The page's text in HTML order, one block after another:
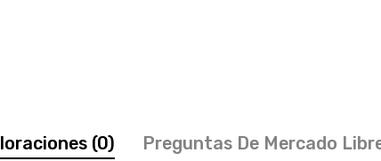
(0) Preguntas De Mercado